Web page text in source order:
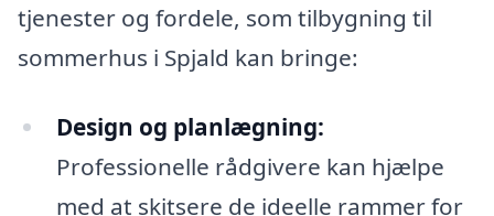
tjenester og fordele, som tilbygning til
sommerhus i Spjald kan bringe:
Design og planlægning:
Professionelle rådgivere kan hjælpe
med at skitsere de ideelle rammer for